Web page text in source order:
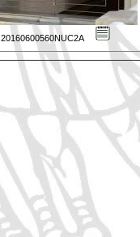
20160600560NUC2A